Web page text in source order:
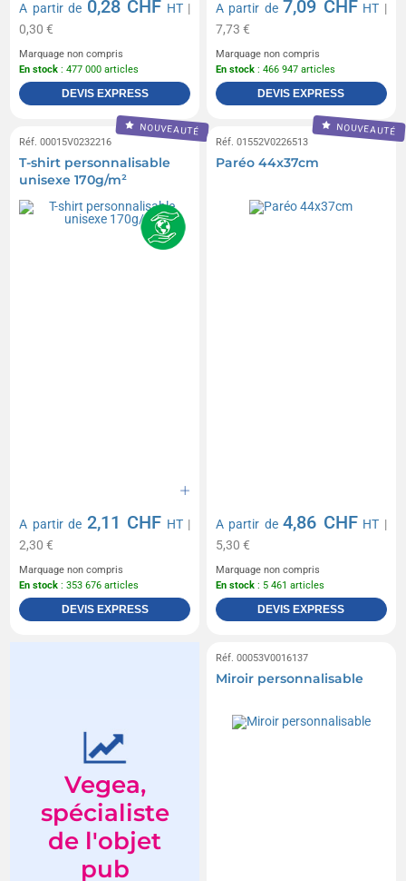
A partir de 0,28 CHF HT|
0,30 €
Marquage non compris
En stock : 477 000 articles
DEVIS EXPRESS
A partir de 7,09 CHF HT |
7,73 €
Marquage non compris
En stock : 466 947 articles
DEVIS EXPRESS
NOUVEAUTÉ
Réf. 00015V0232216
T-shirt personnalisable
unisexe 170g/m²
A partir de 2,11 CHF HT|
2,30 €
Marquage non compris
En stock : 353 676 articles
DEVIS EXPRESS
NOUVEAUTÉ
Réf. 01552V0226513
Paréo 44x37cm
A partir de4,86 CHF HT |
5,30 €
Marquage non compris
En stock : 5 461 articles
DEVIS EXPRESS
Vegea,
spécialiste
de l'objet
pub
Réf. 00053V0016137
Miroir personnalisable